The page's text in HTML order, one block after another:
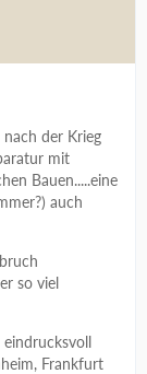
der Krieg
mit
Bauen.....eine
auch
so viel
Frankfurt